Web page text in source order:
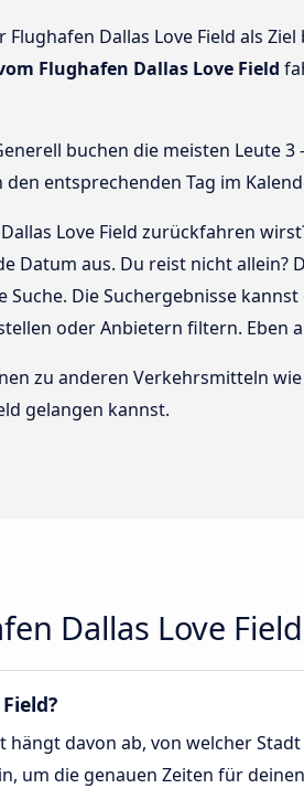
Dallas Love Field als
Flughafen Dallas Love Field
buchen die meisten Leute 3
entsprechenden Tag im
Love Field zurückfahren
aus. Du reist nicht allein?
Die Suchergebnisse
oder Anbietern filtern. Eben
zu anderen Verkehrsmitteln
gelangen kannst.
Dallas Love Field
davon ab, von welcher
um die genauen Zeiten für